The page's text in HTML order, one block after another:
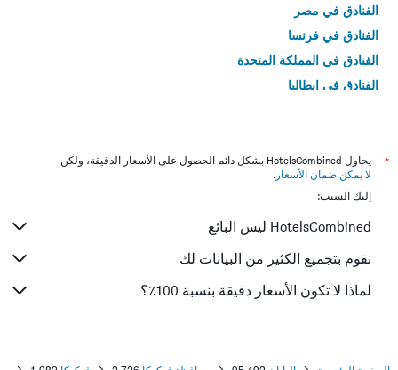
الفنادق في مصر
الفنادق في فرنسا
الفنادق في المملكة المتحدة
الفنادق في إيطاليا
*
يحاول HotelsCombined بشكل دائم الحصول على الأسعار الدقيقة، ولكن
لا يمكن ضمان الأسعار .
إليك السبب:
HotelsCombined ليس البائع
نقوم بتجميع الكثير من البيانات لك
لماذا لا تكون الأسعار دقيقة بنسبة 100٪؟